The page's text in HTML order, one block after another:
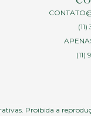
(11)
Proibida a